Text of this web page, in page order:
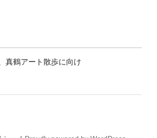
真鶴アート散歩に向け